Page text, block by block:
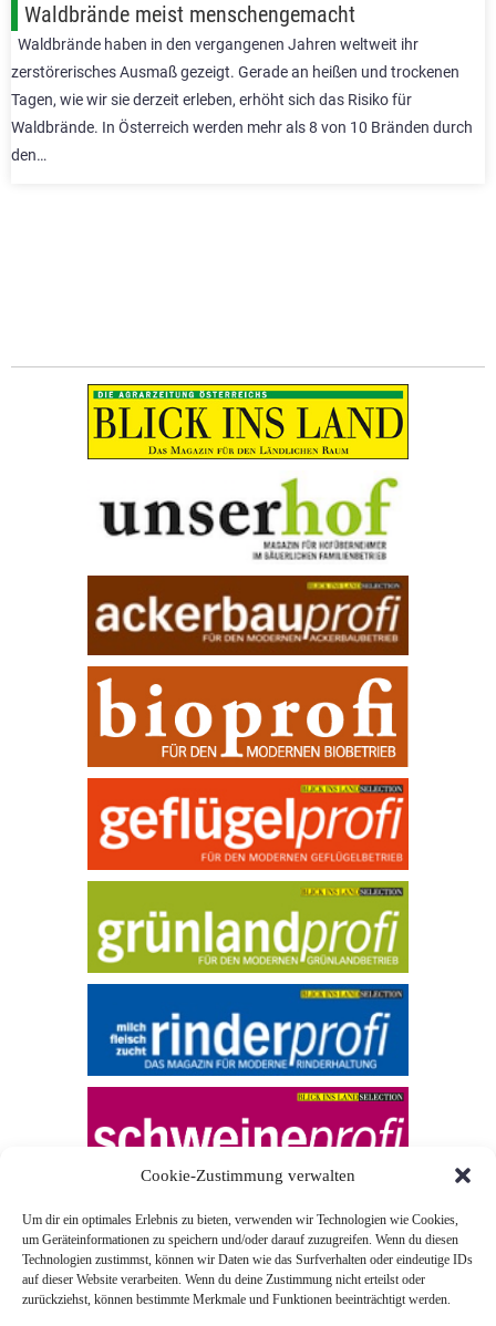
Cookie-Zustimmung verwalten
Um dir ein optimales Erlebnis zu bieten, verwenden wir Technologien wie Cookies,
um Geräteinformationen zu speichern und/oder darauf zuzugreifen. Wenn du diesen
Technologien zustimmst, können wir Daten wie das Surfverhalten oder eindeutige IDs
auf dieser Website verarbeiten. Wenn du deine Zustimmung nicht erteilst oder
zurückziehst, können bestimmte Merkmale und Funktionen beeinträchtigt werden.
Waldbrände meist menschengemacht
Waldbrände haben in den vergangenen Jahren weltweit ihr
zerstörerisches Ausmaß gezeigt. Gerade an heißen und trockenen
Tagen, wie wir sie derzeit erleben, erhöht sich das Risiko für
Waldbrände. In Österreich werden mehr als 8 von 10 Bränden durch
den…